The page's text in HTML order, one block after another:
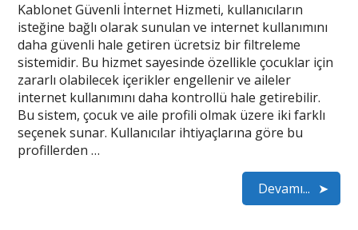
Kablonet Güvenli İnternet Hizmeti, kullanıcıların
isteğine bağlı olarak sunulan ve internet kullanımını
daha güvenli hale getiren ücretsiz bir filtreleme
sistemidir. Bu hizmet sayesinde özellikle çocuklar için
zararlı olabilecek içerikler engellenir ve aileler
internet kullanımını daha kontrollü hale getirebilir.
Bu sistem, çocuk ve aile profili olmak üzere iki farklı
seçenek sunar. Kullanıcılar ihtiyaçlarına göre bu
profillerden …
Devamı...